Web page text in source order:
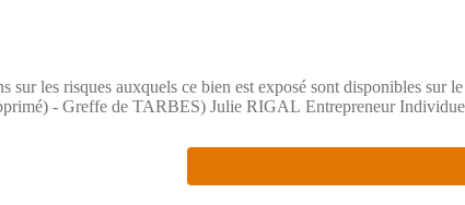
les risques auxquels ce bien est exposé sont disponibles sur
- Greffe de TARBES) Julie RIGAL Entrepreneur